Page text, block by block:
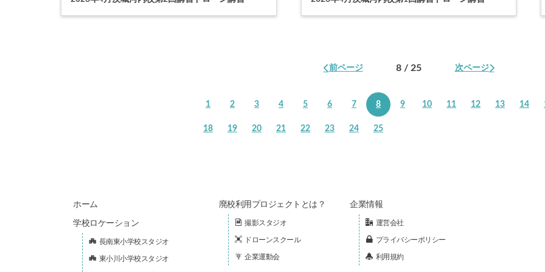
前ページ 8 / 25 次ページ
1 2 3 4 5 6 7 8 9 10 11 12 13 14
18 19 20 21 22 23 24 25
ホーム
学校ロケーション
長南東小学校スタジオ
東小川小学校スタジオ
廃校利用プロジェクトとは？
撮影スタジオ
ドローンスクール
企業運動会
企業情報
運営会社
プライバシーポリシー
利用規約